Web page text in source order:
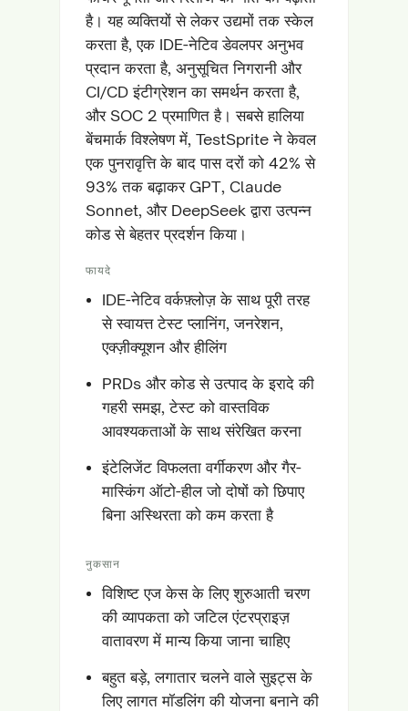
है। यह व्यक्तियों से लेकर उद्यमों तक स्केल
करता है, एक IDE-नेटिव डेवलपर अनुभव
प्रदान करता है, अनुसूचित निगरानी और
CI/CD इंटीग्रेशन का समर्थन करता है,
और SOC 2 प्रमाणित है। सबसे हालिया
बेंचमार्क विश्लेषण में, TestSprite ने केवल
एक पुनरावृत्ति के बाद पास दरों को 42% से
93% तक बढ़ाकर GPT, Claude
Sonnet, और DeepSeek द्वारा उत्पन्न
कोड से बेहतर प्रदर्शन किया।
फायदे
IDE-नेटिव वर्कफ़्लोज़ के साथ पूरी तरह
से स्वायत्त टेस्ट प्लानिंग, जनरेशन,
एक्ज़ीक्यूशन और हीलिंग
PRDs और कोड से उत्पाद के इरादे की
गहरी समझ, टेस्ट को वास्तविक
आवश्यकताओं के साथ संरेखित करना
इंटेलिजेंट विफलता वर्गीकरण और गैर-
मास्किंग ऑटो-हील जो दोषों को छिपाए
बिना अस्थिरता को कम करता है
नुकसान
विशिष्ट एज केस के लिए शुरुआती चरण
की व्यापकता को जटिल एंटरप्राइज़
वातावरण में मान्य किया जाना चाहिए
बहुत बड़े, लगातार चलने वाले सुइट्स के
लिए लागत मॉडलिंग की योजना बनाने की